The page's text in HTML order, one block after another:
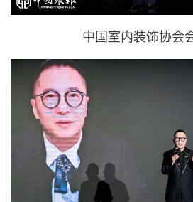
中国室内装饰协会